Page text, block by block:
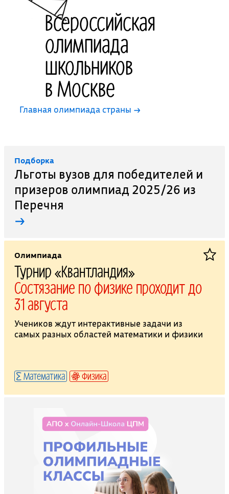
Всероссийская
олимпиада
школьников
в Москве
Главная олимпиада страны →
Подборка
Льготы вузов для победителей и
призеров олимпиад 2025/26 из
Перечня
→
Олимпиада
Турнир «Квантландия»
Состязание по физике проходит до
31 августа
Учеников ждут интерактивные задачи из
самых разных областей математики и физики
Математика Физика